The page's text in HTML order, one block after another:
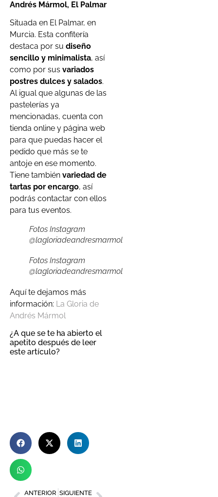
Andrés Mármol, El Palmar
Situada en El Palmar, en
Murcia. Esta confitería
destaca por su diseño
sencillo y minimalista, así
como por sus variados
postres dulces y salados.
Al igual que algunas de las
pastelerías ya
mencionadas, cuenta con
tienda online y página web
para que puedas hacer el
pedido que más se te
antoje en ese momento.
Tiene también variedad de
tartas por encargo, así
podrás contactar con ellos
para tus eventos.
Fotos Instagram
@lagloriadeandresmarmol
Fotos Instagram
@lagloriadeandresmarmol
Aquí te dejamos más
información: La Gloria de
Andrés Mármol
¿A que se te ha abierto el
apetito después de leer
este artículo?
ANTERIOR SIGUIENTE